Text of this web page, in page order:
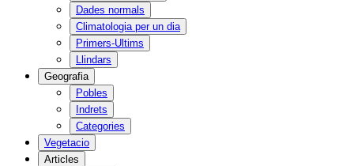
Dades normals
Climatologia per un dia
Primers-Ultims
Llindars
Geografia
Pobles
Indrets
Categories
Vegetacio
Articles